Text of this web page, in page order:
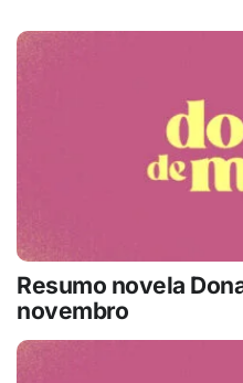
Resumo novela
novembro